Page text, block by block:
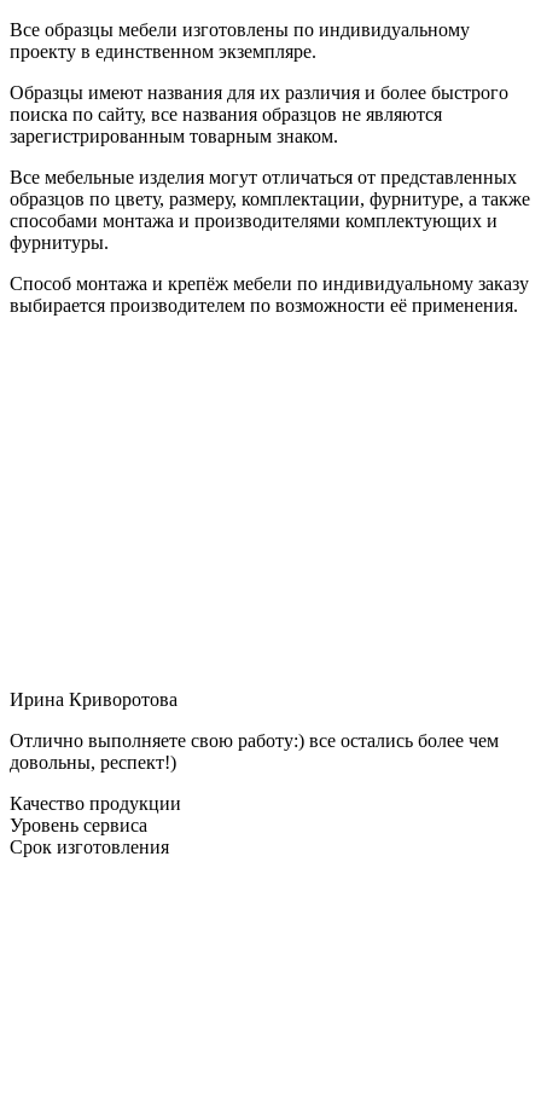
Все образцы мебели изготовлены по индивидуальному
проекту в единственном экземпляре.
Образцы имеют названия для их различия и более быстрого
поиска по сайту, все названия образцов не являются
зарегистрированным товарным знаком.
Все мебельные изделия могут отличаться от представленных
образцов по цвету, размеру, комплектации, фурнитуре, а также
способами монтажа и производителями комплектующих и
фурнитуры.
Способ монтажа и крепёж мебели по индивидуальному заказу
выбирается производителем по возможности её применения.
Ирина Криворотова
Отлично выполняете свою работу:) все остались более чем
довольны, респект!)
Качество продукции
Уровень сервиса
Срок изготовления